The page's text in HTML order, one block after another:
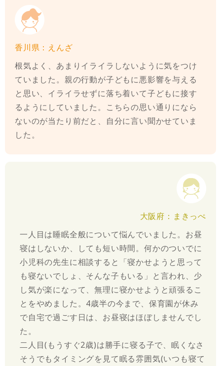
香川県：えんざ
根気よく、あまりイライラしないように気をつけ
ていました。親の行動が子どもに悪影響を与える
と思い、イライラせずに落ち着いて子どもに接す
るようにしていました。こちらの思い通りになら
ないのが当たり前だと、自分に言い聞かせていま
した。
大阪府：まきっぺ
一人目は睡眠全般について悩んでいました。お昼
寝はしないか、しても短い時間。何かのついでに
小児科の先生に相談すると「寝かせようと思って
も寝ないでしょ、そんな子もいる」と言われ、少
し気が楽になって、無理に寝かせようと頑張るこ
とをやめました。4歳半の今まで、保育園が休み
で自宅で過ごす日は、お昼寝はほぼしませんでし
た。
二人目(もうすぐ2歳)は勝手に寝る子で、眠くなさ
そうでもタイミングを見て眠る雰囲気(いつも寝て